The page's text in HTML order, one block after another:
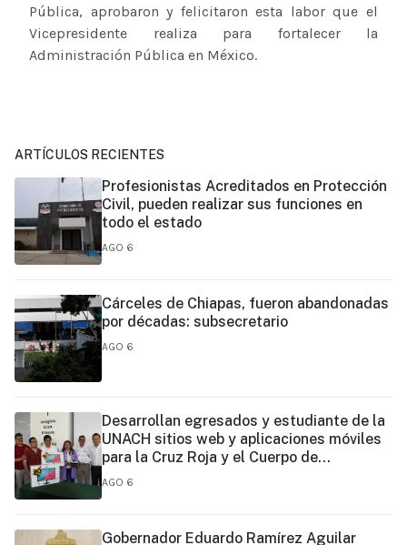
Pública, aprobaron y felicitaron esta labor que el
Vicepresidente realiza para fortalecer la
Administración Pública en México.
ARTÍCULOS RECIENTES
Profesionistas Acreditados en Protección
Civil, pueden realizar sus funciones en
todo el estado
AGO 6
Cárceles de Chiapas, fueron abandonadas
por décadas: subsecretario
AGO 6
Desarrollan egresados y estudiante de la
UNACH sitios web y aplicaciones móviles
para la Cruz Roja y el Cuerpo de
Bomberos de Tapachula
AGO 6
Gobernador Eduardo Ramírez Aguilar